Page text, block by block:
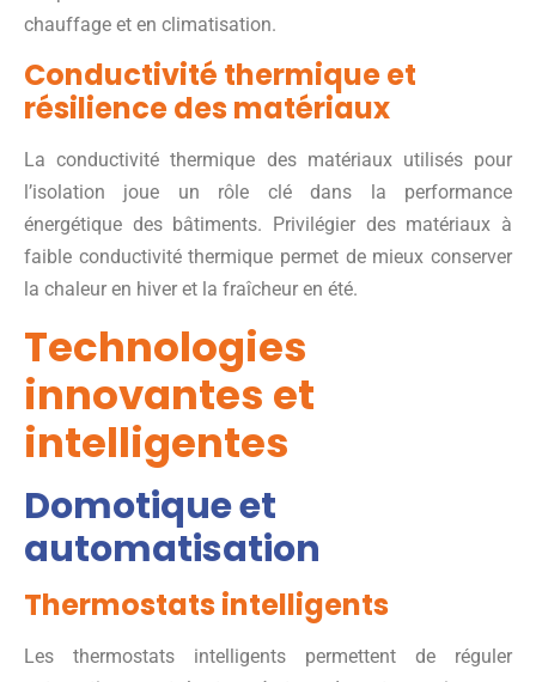
chauffage et en climatisation.
Conductivité thermique et
résilience des matériaux
La conductivité thermique des matériaux utilisés pour
l’isolation joue un rôle clé dans la performance
énergétique des bâtiments. Privilégier des matériaux à
faible conductivité thermique permet de mieux conserver
la chaleur en hiver et la fraîcheur en été.
Technologies
innovantes et
intelligentes
Domotique et
automatisation
Thermostats intelligents
Les thermostats intelligents permettent de réguler